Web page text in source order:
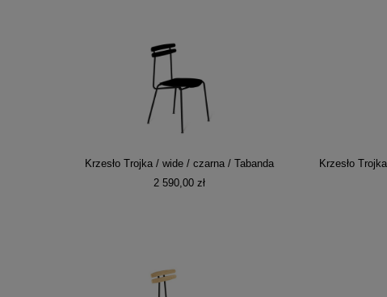
Krzesło Trojka / wide / czarna / Tabanda
2 590,00 zł
Krzesło